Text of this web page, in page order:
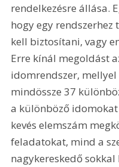
rendelkezésre állása.
hogy egy
kell biztosítani, vagy
Erre kínál megoldást
idomrendszer,
mindössze 37
a különböző
kevés elemszám
feladatokat, mind a
nagykereskedő